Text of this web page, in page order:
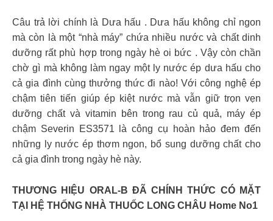
Câu trả lời chính là Dưa hấu . Dưa hấu không chỉ ngon
mà còn là một “nhà máy” chứa nhiều nước và chất dinh
dưỡng rất phù hợp trong ngày hè oi bức . Vậy còn chần
chờ gì mà không làm ngay một ly nước ép dưa hấu cho
cả gia đình cùng thưởng thức đi nào! Với công nghệ ép
chậm tiên tiến giúp ép kiệt nước mà vẫn giữ trọn vẹn
dưỡng chất và vitamin bên trong rau củ quả, máy ép
chậm Severin ES3571 là công cụ hoàn hảo đem đến
những ly nước ép thơm ngon, bổ sung dưỡng chất cho
cả gia đình trong ngày hè này.
THƯƠNG HIỆU ORAL-B ĐÃ CHÍNH THỨC CÓ MẶT
TẠI HỆ THỐNG NHÀ THUỐC LONG CHÂU Home No1